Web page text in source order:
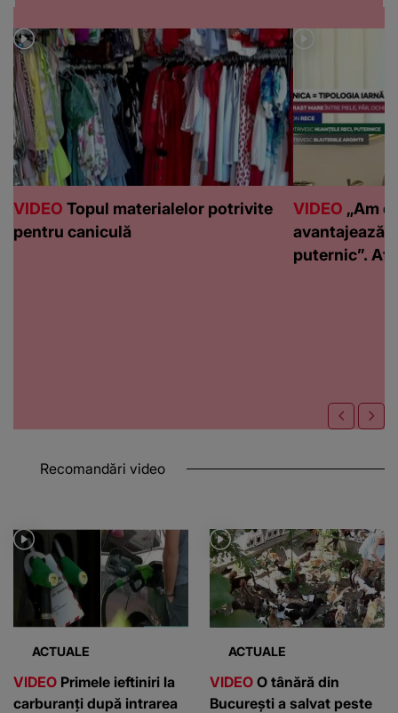
VIDEO Topul materialelor potrivite
pentru caniculă
VIDEO „Am
avantajează
puternic”.
Recomandări video
ACTUALE
VIDEO Primele ieftiniri la
carburanți după intrarea
ACTUALE
VIDEO O tânără din
București a salvat peste